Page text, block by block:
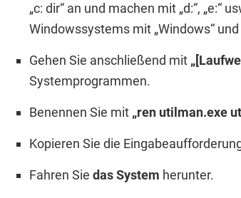
„c: dir“ an und machen mit „d:“, „e:“
Windowssystems mit „Windows“
Gehen Sie anschließend mit
Systemprogrammen.
Benennen Sie mit „ren utilman.exe
Kopieren Sie die
Fahren Sie das System herunter.